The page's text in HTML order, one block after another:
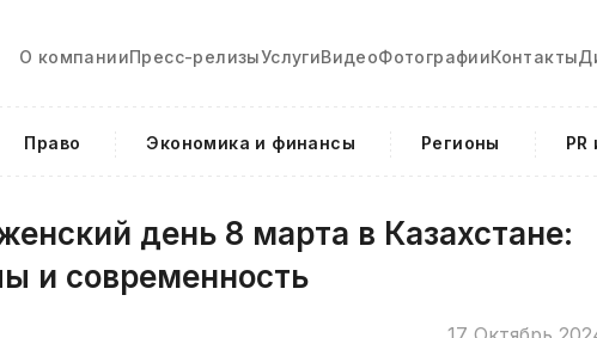
О компанииПресс-релизыУслугиВидеоФотографииКонтакты
Право Экономика и финансы Регионы
день 8 марта в Казахстане:
и современность